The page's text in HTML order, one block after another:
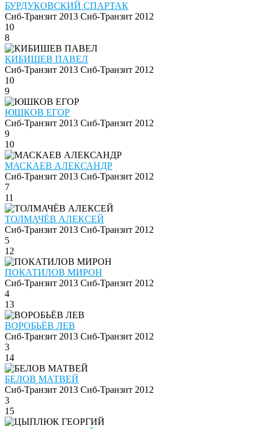
БУРДУКОВСКИЙ СПАРТАК
Сиб-Транзит 2013 Сиб-Транзит 2012
10
8
КИБИШЕВ ПАВЕЛ
Сиб-Транзит 2013 Сиб-Транзит 2012
10
9
ЮШКОВ ЕГОР
Сиб-Транзит 2013 Сиб-Транзит 2012
9
10
МАСКАЕВ АЛЕКСАНДР
Сиб-Транзит 2013 Сиб-Транзит 2012
7
11
ТОЛМАЧЁВ АЛЕКСЕЙ
Сиб-Транзит 2013 Сиб-Транзит 2012
5
12
ПОКАТИЛОВ МИРОН
Сиб-Транзит 2013 Сиб-Транзит 2012
4
13
ВОРОБЬЁВ ЛЕВ
Сиб-Транзит 2013 Сиб-Транзит 2012
3
14
БЕЛОВ МАТВЕЙ
Сиб-Транзит 2013 Сиб-Транзит 2012
3
15